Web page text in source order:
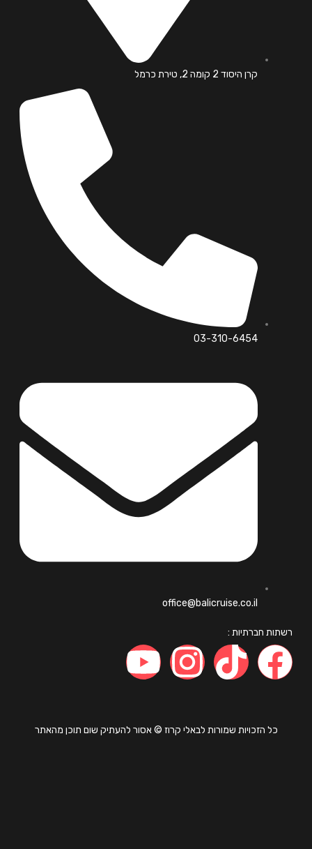
קרן היסוד 2 קומה 2, טירת כרמל
03-310-6454
office@balicruise.co.il
חברתיות :
כל הזכויות שמורות לבאלי קרוז © אסור להעתיק שום תוכן מהאתר